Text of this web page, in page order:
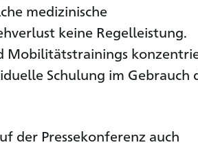
medizinische
keine Regelleistung.
Mobilitätstrainings
Schulung im Gebrauch
der Pressekonferenz auch